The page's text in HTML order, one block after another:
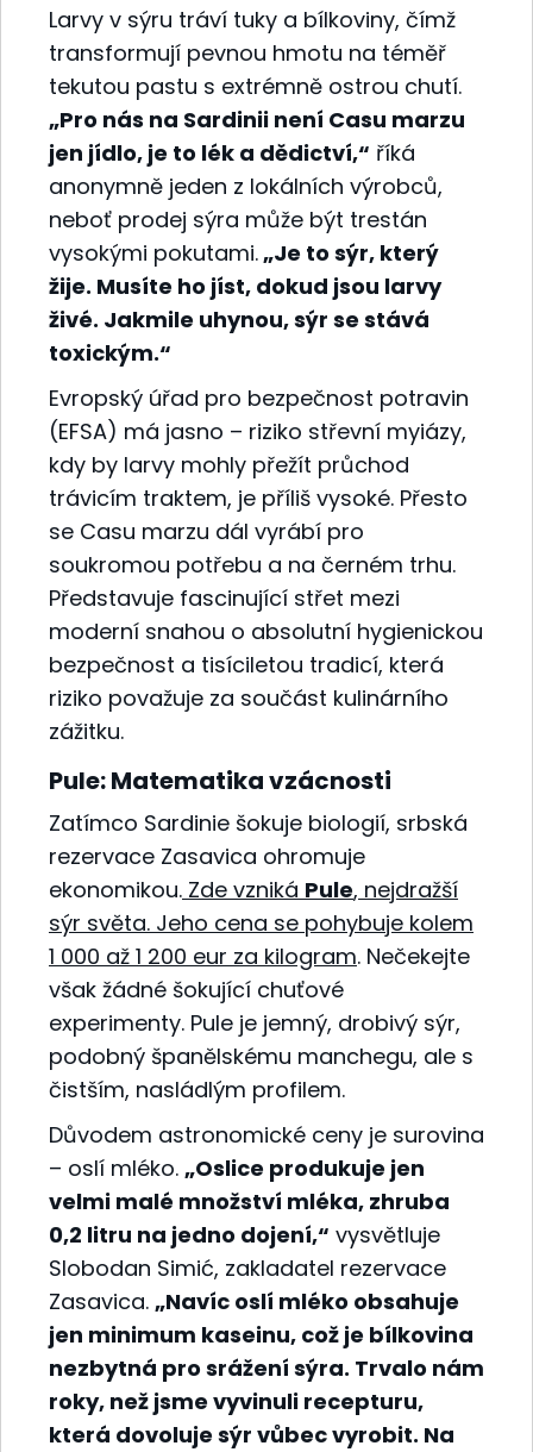
Larvy v sýru tráví tuky a bílkoviny, čímž
transformují pevnou hmotu na téměř
tekutou pastu s extrémně ostrou chutí.
„Pro nás na Sardinii není Casu marzu
jen jídlo, je to lék a dědictví,“ říká
anonymně jeden z lokálních výrobců,
neboť prodej sýra může být trestán
vysokými pokutami.„Je to sýr, který
žije. Musíte ho jíst, dokud jsou larvy
živé. Jakmile uhynou, sýr se stává
toxickým.“
Evropský úřad pro bezpečnost potravin
(EFSA) má jasno – riziko střevní myiázy,
kdy by larvy mohly přežít průchod
trávicím traktem, je příliš vysoké. Přesto
se Casu marzu dál vyrábí pro
soukromou potřebu a na černém trhu.
Představuje fascinující střet mezi
moderní snahou o absolutní hygienickou
bezpečnost a tisíciletou tradicí, která
riziko považuje za součást kulinárního
zážitku.
Pule: Matematika vzácnosti
Zatímco Sardinie šokuje biologií, srbská
rezervace Zasavica ohromuje
ekonomikou. Zde vzniká Pule, nejdražší
sýr světa. Jeho cena se pohybuje kolem
1 000 až 1 200 eur za kilogram. Nečekejte
však žádné šokující chuťové
experimenty. Pule je jemný, drobivý sýr,
podobný španělskému manchegu, ale s
čistším, nasládlým profilem.
Důvodem astronomické ceny je surovina
– oslí mléko. „Oslice produkuje jen
velmi malé množství mléka, zhruba
0,2 litru na jedno dojení,“ vysvětluje
Slobodan Simić, zakladatel rezervace
Zasavica. „Navíc oslí mléko obsahuje
jen minimum kaseinu, což je bílkovina
nezbytná pro srážení sýra. Trvalo nám
roky, než jsme vyvinuli recepturu,
která dovoluje sýr vůbec vyrobit. Na